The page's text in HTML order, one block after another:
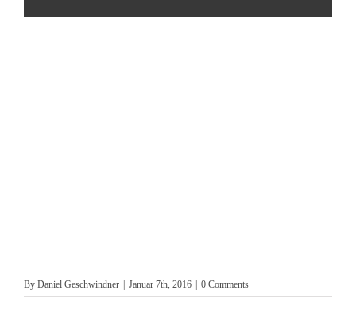
By Daniel Geschwindner Januar 7th, 2016 0 Comments